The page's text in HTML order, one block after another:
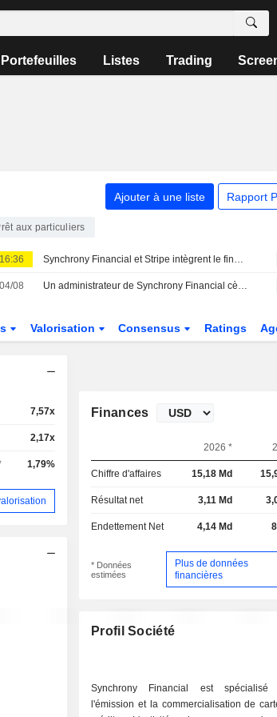
Portefeuilles Listes Trading
Ajouter à une liste Rapport
aux particuliers
16:36 Synchrony Financial et Stripe intègrent le financement CareCredit pour les prestataires de santé et de bien-être
04/08 Un administrateur de Synchrony Financial cède pour 308 680 $ d'actions, selon un récent document de la SEC
Valorisation Consensus Ratings
7,57x
2,17x
1,79%
Finances
2026 *
Chiffre d'affaires 15,18 Md
Résultat net 3,11 Md
Endettement Net 4,14 Md
* Données
estimées
Plus de données
financières
Profil Société
Synchrony Financial est spécialisé
l'émission et la commercialisation de